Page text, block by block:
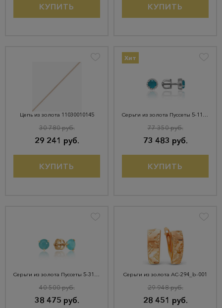
КУПИТЬ КУПИТЬ
Цепь из золота 11030010145
29 241 руб.
30 780 руб.
КУПИТЬ
Хит
Серьги из золота Пуссеты 5-11-0148-263
73 483 руб.
77 350 руб.
КУПИТЬ
Серьги из золота Пуссеты 5-31-0012-163
38 475 руб.
40 500 руб.
Серьги из золота АС-294_b-001
28 451 руб.
29 948 руб.